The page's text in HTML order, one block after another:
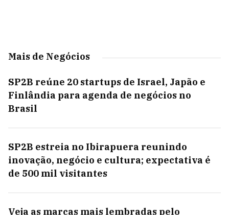
Mais de Negócios
SP2B reúne 20 startups de Israel, Japão e
Finlândia para agenda de negócios no
Brasil
SP2B estreia no Ibirapuera reunindo
inovação, negócio e cultura; expectativa é
de 500 mil visitantes
Veja as marcas mais lembradas pelo